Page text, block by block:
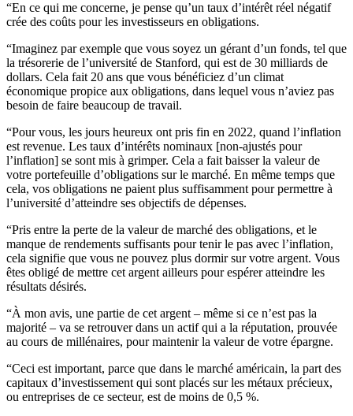
“En ce qui me concerne, je pense qu’un taux d’intérêt réel négatif
crée des coûts pour les investisseurs en obligations.
“Imaginez par exemple que vous soyez un gérant d’un fonds, tel que
la trésorerie de l’université de Stanford, qui est de 30 milliards de
dollars. Cela fait 20 ans que vous bénéficiez d’un climat
économique propice aux obligations, dans lequel vous n’aviez pas
besoin de faire beaucoup de travail.
“Pour vous, les jours heureux ont pris fin en 2022, quand l’inflation
est revenue. Les taux d’intérêts nominaux [non-ajustés pour
l’inflation] se sont mis à grimper. Cela a fait baisser la valeur de
votre portefeuille d’obligations sur le marché. En même temps que
cela, vos obligations ne paient plus suffisamment pour permettre à
l’université d’atteindre ses objectifs de dépenses.
“Pris entre la perte de la valeur de marché des obligations, et le
manque de rendements suffisants pour tenir le pas avec l’inflation,
cela signifie que vous ne pouvez plus dormir sur votre argent. Vous
êtes obligé de mettre cet argent ailleurs pour espérer atteindre les
résultats désirés.
“À mon avis, une partie de cet argent – même si ce n’est pas la
majorité – va se retrouver dans un actif qui a la réputation, prouvée
au cours de millénaires, pour maintenir la valeur de votre épargne.
“Ceci est important, parce que dans le marché américain, la part des
capitaux d’investissement qui sont placés sur les métaux précieux,
ou entreprises de ce secteur, est de moins de 0,5 %.